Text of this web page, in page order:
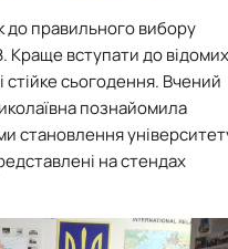
до правильного вибору
Краще вступати до
стійке сьогодення. Вчений
познайомила
становлення
на стендах